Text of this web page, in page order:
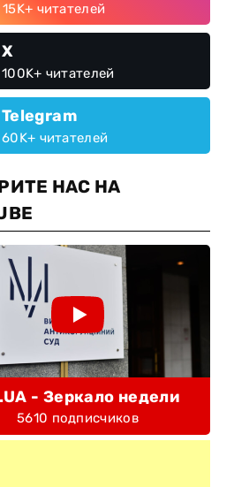
15K+ читателей
X
100K+ читателей
Telegram
60K+ читателей
НАС НА
- Зеркало недели
5610 подписчиков